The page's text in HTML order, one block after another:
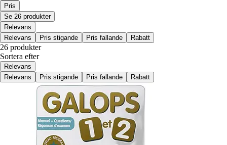
Pris
Se 26 produkter
Relevans
Relevans
Pris stigande Pris fallande Rabatt
26 produkter
Sortera efter
Relevans
Relevans
Pris stigande Pris fallande Rabatt